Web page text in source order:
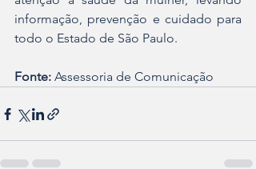
informação, prevenção e cuidado para
todo o Estado de São Paulo.
Fonte: Assessoria de Comunicação